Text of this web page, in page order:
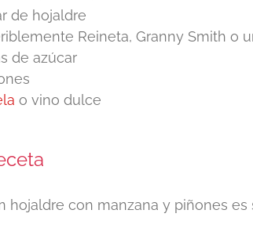
de hojaldre
Reineta, Granny Smith o
de azúcar
o vino dulce
hojaldre con manzana y piñones